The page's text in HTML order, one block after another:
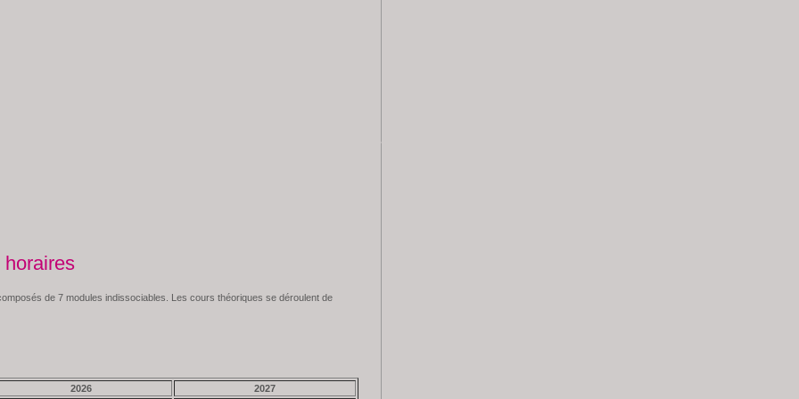
de 7 modules indissociables. Les cours théoriques se déroulent de
2026 2027